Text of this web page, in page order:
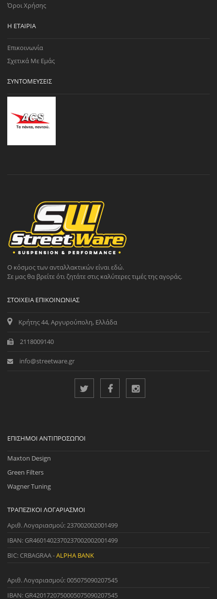
Όροι Χρήσης
Η ΕΤΑΙΡΊΑ
Επικοινωνία
Σχετικά Με Εμάς
ΣΥΝΤΟΜΕΎΣΕΙΣ
Ο κόσμος των ανταλλακτικών είναι εδώ.
Σε μας θα βρείτε ότι ζητάτε στις καλύτερες τιμές της αγοράς.
ΣΤΟΙΧΕΊΑ ΕΠΙΚΟΙΝΩΝΊΑΣ
Κρήτης 44, Αργυρούπολη, Ελλάδα
2118009140
info@streetware.gr
ΕΠΊΣΗΜΟΙ ΑΝΤΙΠΡΌΣΩΠΟΙ
Maxton Design
Green Filters
Wagner Tuning
ΤΡΑΠΕΖΙΚΟΊ ΛΟΓΑΡΙΑΣΜΟΊ
Αριθ. Λογαριασμού: 237002002001499
IBAN: GR4601402370237002002001499
BIC: CRBAGRAA -ALPHA BANK
Αριθ. Λογαριασμού: 005075090207545
IBAN: GR4201720750005075090207545